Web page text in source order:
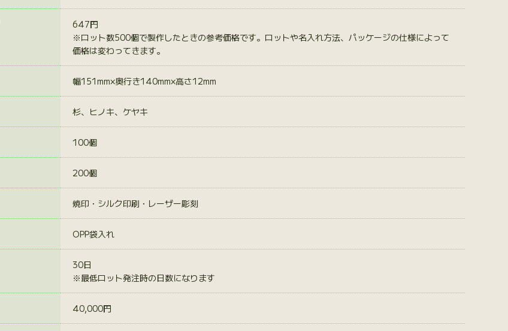
647円
※ロット数500個で製作したときの参考価格です。ロットや名入れ方法、パッケージの仕様によって
価格は変わってきます。
幅151mm×奥行き140mm×高さ12mm
杉、ヒノキ、ケヤキ
100個
200個
焼印・シルク印刷・レーザー彫刻
OPP袋入れ
30日
※最低ロット発注時の日数になります
40,000円